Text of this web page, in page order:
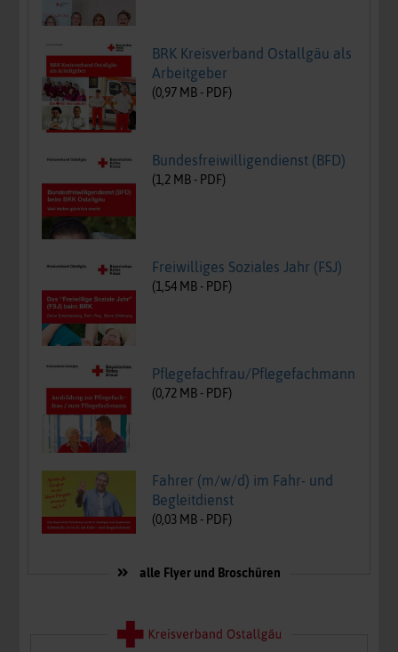
BRK Kreisverband Ostallgäu als
Arbeitgeber
(0,97 MB - PDF)
Bundesfreiwilligendienst (BFD)
(1,2 MB - PDF)
Freiwilliges Soziales Jahr (FSJ)
(1,54 MB - PDF)
Pflegefachfrau/Pflegefachmann
(0,72 MB - PDF)
Fahrer (m/w/d) im Fahr- und
Begleitdienst
(0,03 MB - PDF)
alle Flyer und Broschüren